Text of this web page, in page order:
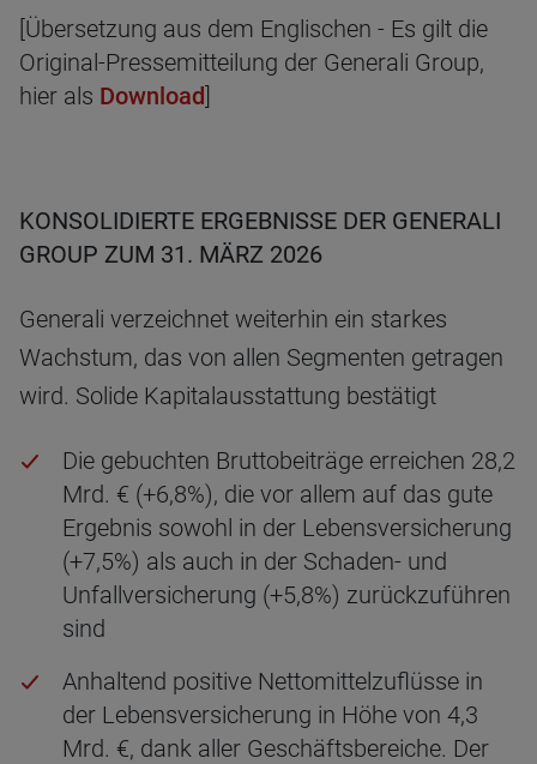
[Übersetzung aus dem Englischen - Es gilt die
Original-Pressemitteilung der Generali Group,
hier als Download]
KONSOLIDIERTE ERGEBNISSE DER GENERALI
GROUP ZUM 31. MÄRZ 2026
Generali verzeichnet weiterhin ein starkes
Wachstum, das von allen Segmenten getragen
wird. Solide Kapitalausstattung bestätigt
Die gebuchten Bruttobeiträge erreichen 28,2
Mrd. € (+6,8%), die vor allem auf das gute
Ergebnis sowohl in der Lebensversicherung
(+7,5%) als auch in der Schaden- und
Unfallversicherung (+5,8%) zurückzuführen
sind
Anhaltend positive Nettomittelzuflüsse in
der Lebensversicherung in Höhe von 4,3
Mrd. €, dank aller Geschäftsbereiche. Der